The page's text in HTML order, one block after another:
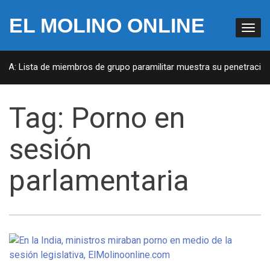
EL MOLINO ONLINE
Lista de miembros de grupo paramilitar muestra su penetración
Tag: Porno en
sesión
parlamentaria